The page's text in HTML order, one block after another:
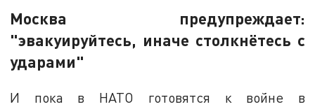
Москва предупреждает:
"эвакуируйтесь, иначе столкнётесь с
ударами"
И пока в НАТО готовятся к войне в